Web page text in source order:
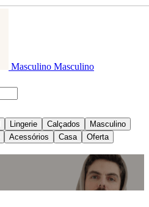
Masculino Masculino
Lingerie Calçados
Masculino
Acessórios Casa Oferta